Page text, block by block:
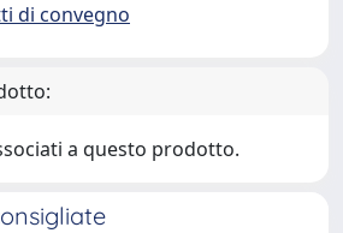
di convegno
a questo prodotto.